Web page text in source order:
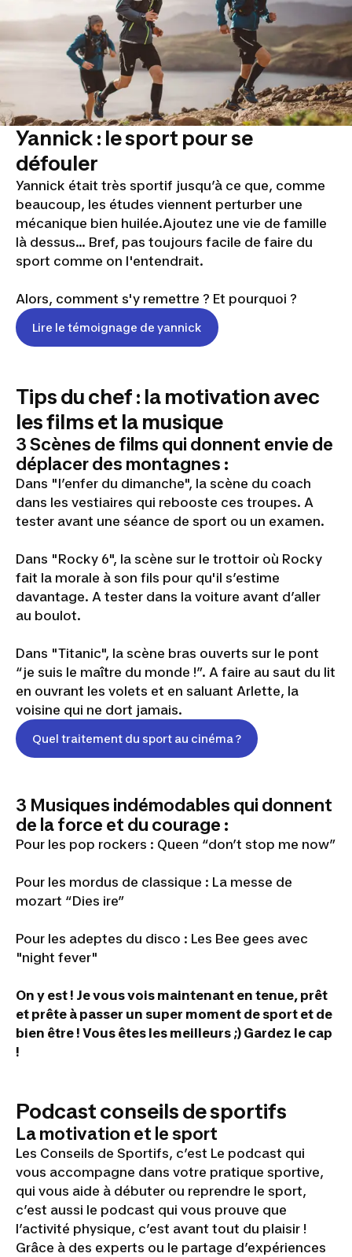
Yannick : le sport pour se
défouler
Yannick était très sportif jusqu’à ce que, comme
beaucoup, les études viennent perturber une
mécanique bien huilée.Ajoutez une vie de famille
là dessus… Bref, pas toujours facile de faire du
sport comme on l'entendrait.
Alors, comment s'y remettre ? Et pourquoi ?
Lire le témoignage de yannick
Tips du chef : la motivation avec
les films et la musique
3 Scènes de films qui donnent envie de
déplacer des montagnes :
Dans "l’enfer du dimanche", la scène du coach
dans les vestiaires qui rebooste ces troupes. A
tester avant une séance de sport ou un examen.
Dans "Rocky 6", la scène sur le trottoir où Rocky
fait la morale à son fils pour qu'il s’estime
davantage. A tester dans la voiture avant d’aller
au boulot.
Dans "Titanic", la scène bras ouverts sur le pont
“je suis le maître du monde !”. A faire au saut du lit
en ouvrant les volets et en saluant Arlette, la
voisine qui ne dort jamais.
Quel traitement du sport au cinéma ?
3 Musiques indémodables qui donnent
de la force et du courage :
Pour les pop rockers : Queen “don’t stop me now”
Pour les mordus de classique : La messe de
mozart “Dies ire”
Pour les adeptes du disco : Les Bee gees avec
"night fever"
On y est ! Je vous vois maintenant en tenue, prêt
et prête à passer un super moment de sport et de
bien être ! Vous êtes les meilleurs ;) Gardez le cap
!
Podcast conseils de sportifs
La motivation et le sport
Les Conseils de Sportifs, c’est Le podcast qui
vous accompagne dans votre pratique sportive,
qui vous aide à débuter ou reprendre le sport,
c’est aussi le podcast qui vous prouve que
l’activité physique, c’est avant tout du plaisir !
Grâce à des experts ou le partage d’expériences